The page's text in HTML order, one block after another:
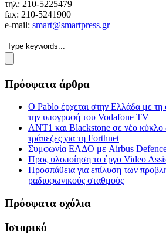
τηλ: 210-5225479
fax: 210-5241900
e-mail: smart@smartpress.gr
Πρόσφατα άρθρα
Ο Pablo έρχεται στην Ελλάδα με
την υπογραφή του Vodafone TV
ΑΝΤ1 και Blackstone σε νέο κύκλο
τράπεζες για τη Forthnet
Συμφωνία ΕΛΔΟ με Airbus
Προς υλοποίηση το έργο Video
Προσπάθεια για επίλυση των
ραδιοφωνικούς σταθμούς
Πρόσφατα σχόλια
Ιστορικό